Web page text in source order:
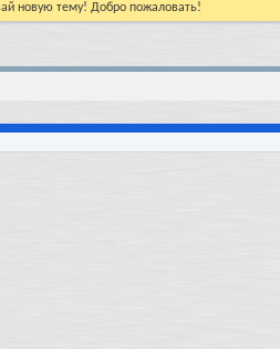
новую тему! Добро пожаловать!